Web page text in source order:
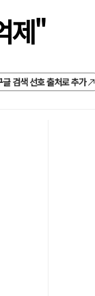
제"
글 검색 선호 출처로 추가